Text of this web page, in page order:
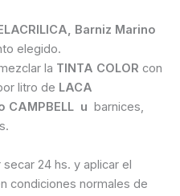
Barniz Marino
elegido.
la TINTA COLOR con
litro de LACA
CAMPBELL u barnices,
24 hs. y aplicar el
condiciones normales de